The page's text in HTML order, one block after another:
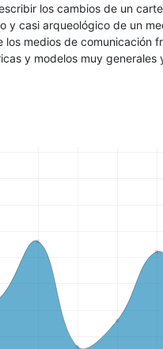
los cambios de un
y casi arqueológico de un
medios de comunicación
y modelos muy generales